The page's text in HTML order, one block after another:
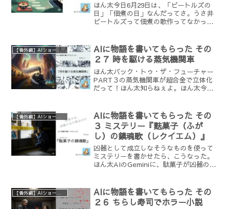
ほん太今日6月29日は、「ビートルズの
日」「佃煮の日」なんだってさ。うさ井
ビートルズって佃煮の歌作ってなかった
うか。【プロンプト（指示文）】ビート
ルズが佃煮の歌...
AIに物語を書いてもらった その
２７ 時を駆ける蒸気機関車
ほん太バック・トゥ・ザ・フューチャー
PART３の蒸気機関車が超合金で立体化
だって！ほん太知らねぇよ。ほん太今日
もいいよ。ほん太【プロンプト（指示
文）】蒸気機関車でタイ...
AIに物語を書いてもらった その
３ ミステリー『麩菓子（ふが
し）の鎮魂歌（レクイエム）』
凶器として成立しなそうなものを使って
ミステリーを書かせたら、こうなった。
ほん太AIのGeminiに、駄菓子が凶器のミ
書いています。ここまでたどり着くまで
に、いろいろあり...
AIに物語を書いてもらった その
２６ ちらし寿司でホラー小説